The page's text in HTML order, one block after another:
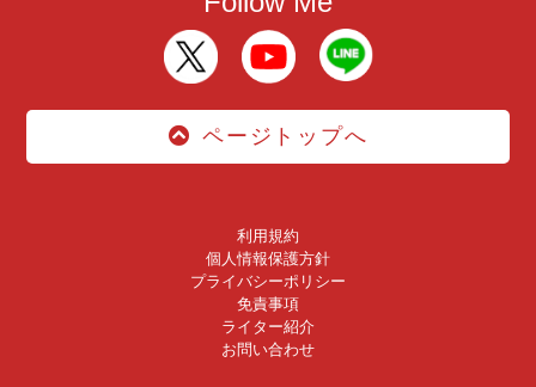
ページトップへ
利用規約
個人情報保護方針
プライバシーポリシー
免責事項
ライター紹介
お問い合わせ